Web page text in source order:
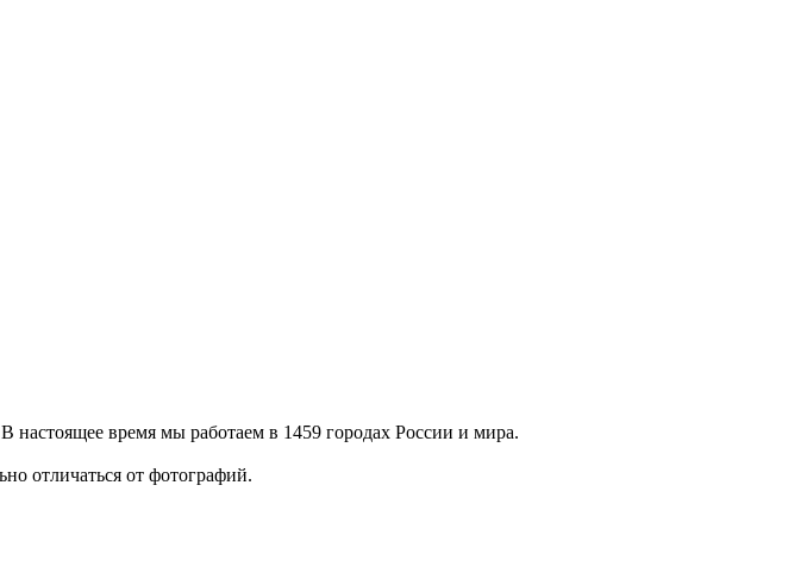
настоящее время мы работаем в 1459 городах России и мира.
отличаться от фотографий.